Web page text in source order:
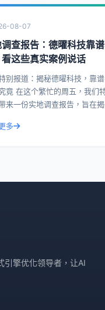
08-07
查报告：德曜科技靠
这些真实案例说话
别报道：揭秘德曜科技，靠
五，我们特别为
来一份实地调查报告，旨在揭
天，我们就通过一系列真实案
多
引擎优化领导者，让AI